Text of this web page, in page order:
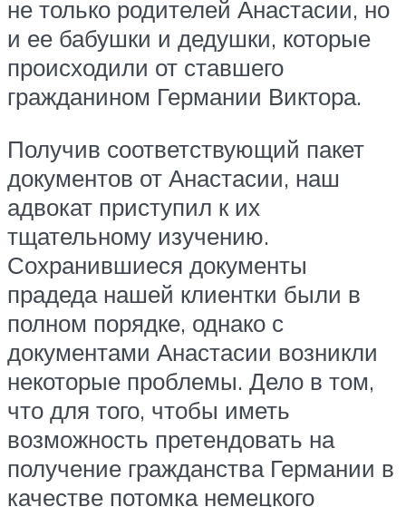
не только родителей Анастасии, но
и ее бабушки и дедушки, которые
происходили от ставшего
гражданином Германии Виктора.
Получив соответствующий пакет
документов от Анастасии, наш
адвокат приступил к их
тщательному изучению.
Сохранившиеся документы
прадеда нашей клиентки были в
полном порядке, однако с
документами Анастасии возникли
некоторые проблемы. Дело в том,
что для того, чтобы иметь
возможность претендовать на
получение гражданства Германии в
качестве потомка немецкого